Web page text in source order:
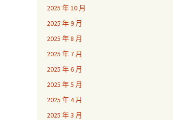
2025 年 10 月
2025 年 9 月
2025 年 8 月
2025 年 7 月
2025 年 6 月
2025 年 5 月
2025 年 4 月
2025 年 3 月